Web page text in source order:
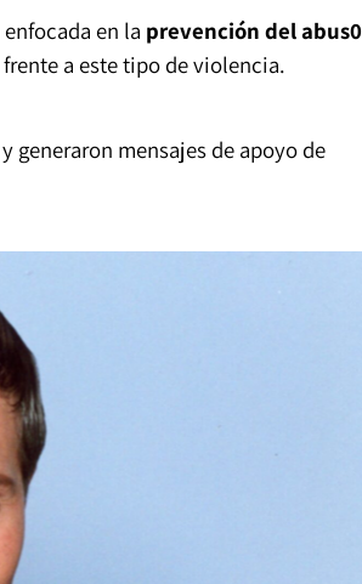
en la prevención del abus0
a este tipo de violencia.
generaron mensajes de apoyo de